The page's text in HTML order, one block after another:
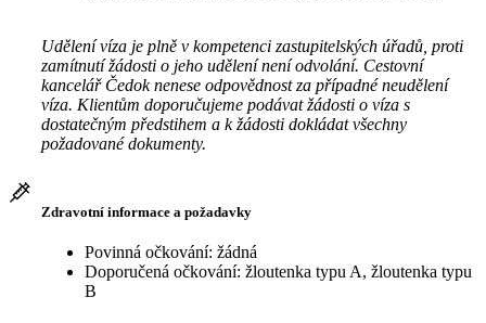
Udělení víza je plně v kompetenci zastupitelských úřadů, proti
zamítnutí žádosti o jeho udělení není odvolání. Cestovní
kancelář Čedok nenese odpovědnost za případné neudělení
víza. Klientům doporučujeme podávat žádosti o víza s
dostatečným předstihem a k žádosti dokládat všechny
požadované dokumenty.
Zdravotní informace a požadavky
Povinná očkování: žádná
Doporučená očkování: žloutenka typu A, žloutenka typu
B